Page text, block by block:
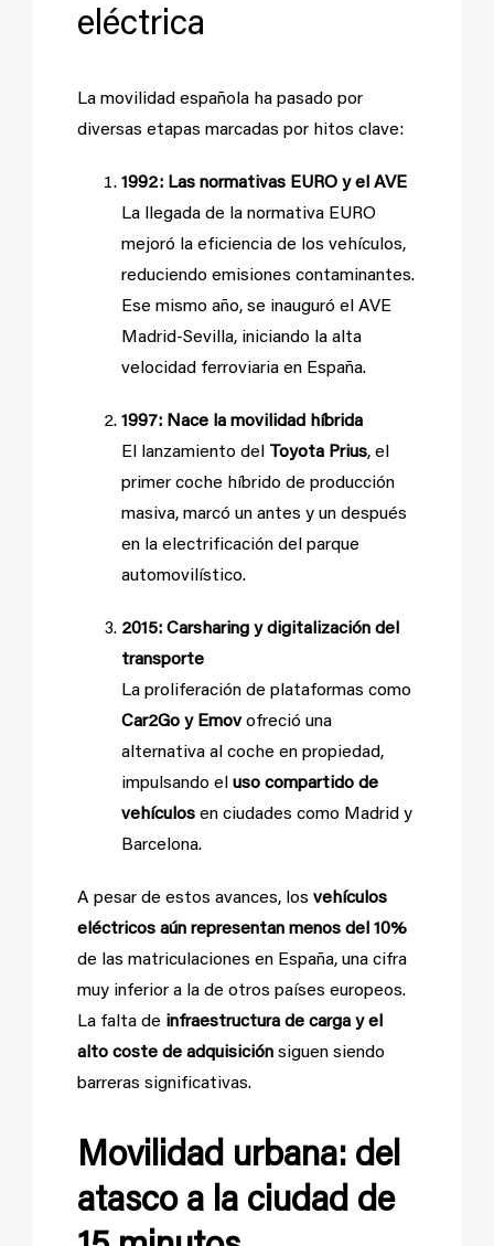
eléctrica
La movilidad española ha pasado por
diversas etapas marcadas por hitos clave:
1992: Las normativas EURO y el AVE
La llegada de la normativa EURO
mejoró la eficiencia de los vehículos,
reduciendo emisiones contaminantes.
Ese mismo año, se inauguró el AVE
Madrid-Sevilla, iniciando la alta
velocidad ferroviaria en España.
1997: Nace la movilidad híbrida
El lanzamiento del Toyota Prius, el
primer coche híbrido de producción
masiva, marcó un antes y un después
en la electrificación del parque
automovilístico.
2015: Carsharing y digitalización del
transporte
La proliferación de plataformas como
Car2Go y Emovofreció una
alternativa al coche en propiedad,
impulsando el uso compartido de
vehículos en ciudades como Madrid y
Barcelona.
A pesar de estos avances, los vehículos
eléctricos aún representan menos del 10%
de las matriculaciones en España, una cifra
muy inferior a la de otros países europeos.
La falta de infraestructura de carga y el
alto coste de adquisición siguen siendo
barreras significativas.
Movilidad urbana: del
atasco a la ciudad de